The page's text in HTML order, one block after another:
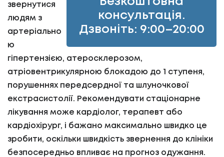
консультація.
Дзвоніть: 9:00–20:00
звернутися
людям з
артеріально
ю
гіпертензією, атеросклерозом,
атріовентрикулярною блокадою до 1 ступеня,
порушеннях передсердної та шлуночкової
екстрасистолії. Рекомендувати стаціонарне
лікування може кардіолог, терапевт або
кардіохірург, і бажано максимально швидко це
зробити, оскільки швидкість звернення до клініки
безпосередньо впливає на прогноз одужання.